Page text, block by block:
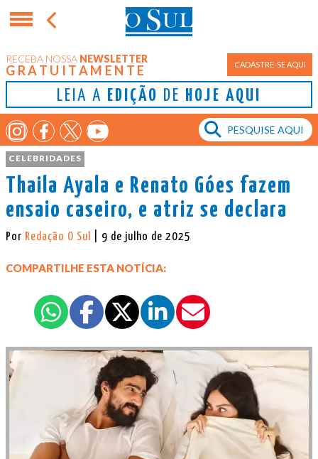
RECEBA NOSSA NEWSLETTER
GRATUITAMENTE CADASTRE-SE AQUI
LEIA A EDIÇÃO DE HOJE AQUI
CELEBRIDADES
Thaila Ayala e Renato Góes fazem
ensaio caseiro, e atriz se declara
Por Redação O Sul | 9 de julho de 2025
COMPARTILHE ESTA NOTÍCIA: